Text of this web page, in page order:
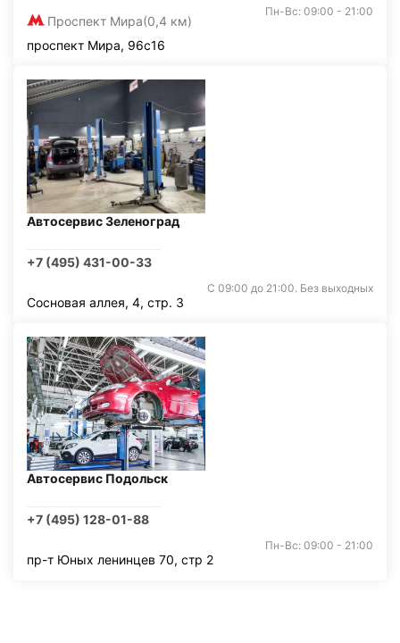
Проспект Мира(0,4 км)
Пн-Вс: 09:00 - 21:00
проспект Мира, 96с16
Автосервис Зеленоград
+7 (495) 431-00-33
С 09:00 до 21:00. Без выходных
Сосновая аллея, 4, стр. 3
Автосервис Подольск
+7 (495) 128-01-88
Пн-Вс: 09:00 - 21:00
пр-т Юных ленинцев 70, стр 2